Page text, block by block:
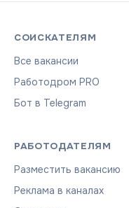
СОИСКАТЕЛЯМ
Все вакансии
Работодром PRO
Бот в Telegram
РАБОТОДАТЕЛЯМ
Разместить вакансию
Реклама в каналах